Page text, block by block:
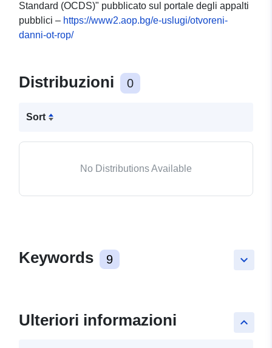
Standard (OCDS)" pubblicato sul portale degli appalti
pubblici – https://www2.aop.bg/e-uslugi/otvoreni-
danni-ot-rop/
Distribuzioni 0
Sort
No Distributions Available
keyboard_arrow_down
Keywords 9
keyboard_arrow_up
Ulteriori informazioni